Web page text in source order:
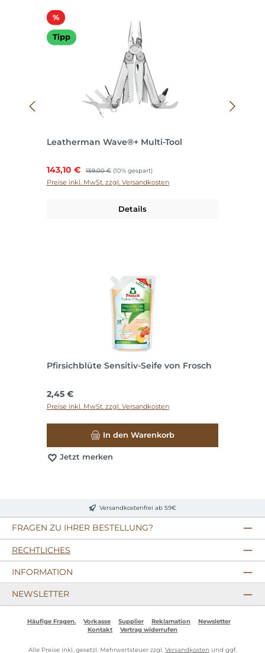
%Rabatt
Tipp
Leatherman Wave®+ Multi-Tool
Verkaufspreis:
143,10 € Regulärer Preis:
159,00 € (10% gespart)
Preise inkl. MwSt. zzgl. Versandkosten
Details
Pfirsichblüte Sensitiv-Seife von Frosch
Regulärer Preis:
2,45 €
Preise inkl. MwSt. zzgl. Versandkosten
In den Warenkorb
Jetzt merken
Versandkostenfrei ab 59€
FRAGEN ZU IHRER BESTELLUNG?
RECHTLICHES
INFORMATION
NEWSLETTER
Häufige Fragen. Vorkasse Supplier Reklamation
Newsletter
Kontakt
Vertrag widerrufen
Alle Preise inkl. gesetzl. Mehrwertsteuer zzgl. Versandkosten und ggf.